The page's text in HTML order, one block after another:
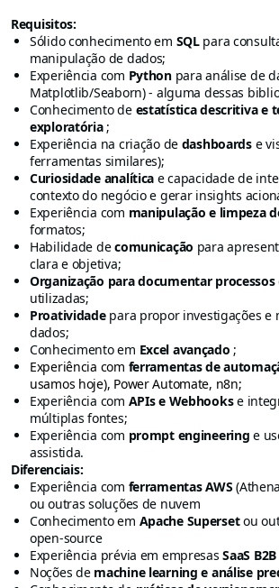
Requisitos:
Sólido conhecimento em SQL para
manipulação de dados;
Experiência com Python para análise de
Matplotlib/Seaborn) - alguma dessas
Conhecimento de estatística descritiva e
exploratória ;
Experiência na criação de dashboards e
ferramentas similares);
Curiosidade analítica e capacidade de
contexto do negócio e gerar insights
Experiência com manipulação e limpeza
formatos;
Habilidade decomunicação para
clara e objetiva;
Organização para documentar processos
utilizadas;
Proatividade para propor investigações e
dados;
Conhecimento em Excel avançado ;
Experiência com ferramentas de
usamos hoje), Power Automate, n8n;
Experiência com APIs e Webhookse
múltiplas fontes;
Experiência com prompt engineeringe
assistida.
Diferenciais:
Experiência com ferramentas AWS
ou outras soluções de nuvem
Conhecimento em Apache Supersetou
open-source
Experiência prévia em empresasSaaS
Noções de machine learning e análise